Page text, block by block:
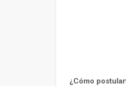
¿Cómo